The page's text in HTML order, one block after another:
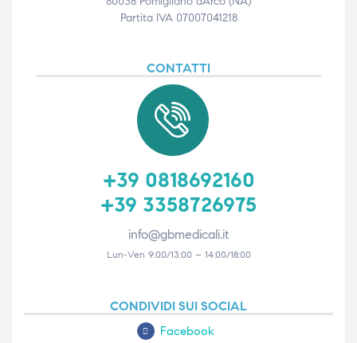
Partita IVA 07007041218
CONTATTI
+39 0818692160
+39 3358726975
info@gbmedicali.it
Lun-Ven 9:00/13:00 – 14:00/18:00
CONDIVIDI SUI SOCIAL
Facebook